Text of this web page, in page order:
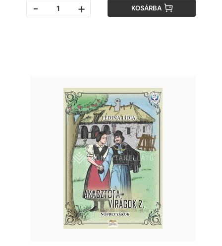
- + KOSÁRBA